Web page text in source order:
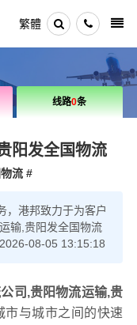
繁體
线路0条
阳发全国物流
流 #
，港邦致力于为客户
输,贵阳发全国物流
08-05 13:15:18
司,贵阳物流运输,贵
市与城市之间的快速